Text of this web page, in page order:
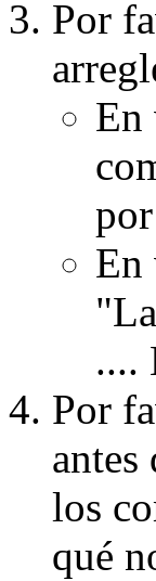
Por
En
En
....
Por
los
qué